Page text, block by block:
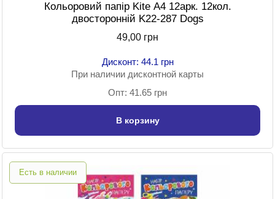
Кольоровий папір Kite А4 12арк. 12кол.
двосторонній K22-287 Dogs
49,00 грн
Дисконт: 44.1 грн
При наличии дисконтной карты
Опт: 41.65 грн
В корзину
Есть в наличии